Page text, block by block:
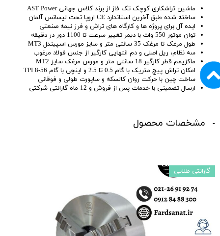
ماشین تراشکاری کوچک تک فاز از برند کلاس جهانی AST Power
ساخته شده طبق آخرین استاندارد CE اروپا تحت لیسانس آلمان
ایده آل برای پروژه ها و کارگاه های تراش و فرز نیمه صنعتی
توان موتور 550 وات با دیمر تغییر سرعت تا 1100 دور در دقیقه
طول مرغک تا مرغک 35 سانتی متر و سایز مورس اسپیندل MT3
سه نظام، ریل اصلی و دم انتهایی کارگیر از جنس فولاد مرغوب
ماکزیمم قطر کارگیر 18 سانتی متر و مورس مرغک سایز MT2
امکان تراش پیچ متریک با گام 0.5 تا 2.5 و اینچی با گام TPI 8-56
ساخت چین با حرکت روان کالسکه و ساپورت طولی و فوقانی
ارسال تضمینی با خدمات پس از فروش و 12 ماه گارانتی شرکتی
مشخصات محصول
گارانتی طلایی